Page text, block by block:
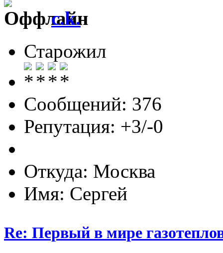
c.k.
Старожил
Сообщений: 376
Репутация: +3/-0
Откуда: Москва
Имя: Сергей
Re: Первый в мире